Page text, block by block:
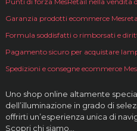
Garanzia prodotti ecommerce
Formula soddisfatti o rimborsati e
Pagamento sicuro per acquistare
Spedizioni e consegne ecommerce
Uno shop online altamente
dell’illuminazione in grado di
offrirti un’esperienza unica di
Scopri chi siamo…